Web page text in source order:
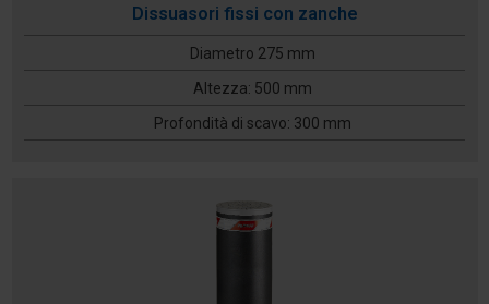
Dissuasori fissi con zanche
Diametro 275 mm
Altezza: 500 mm
Profondità di scavo: 300 mm